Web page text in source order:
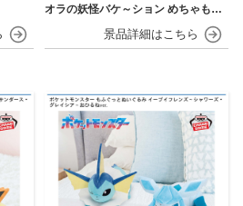
オラの妖怪バケ～ション めちゃもふ
ぐっとぬいぐるみ シロ